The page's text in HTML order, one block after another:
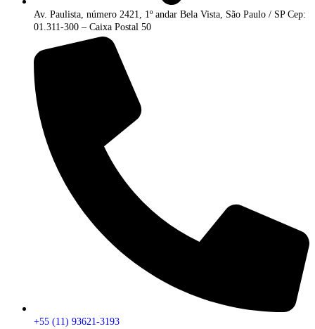
Av. Paulista, número 2421, 1º andar Bela Vista, São Paulo / SP Cep:
01.311-300 – Caixa Postal 50
+55 (11) 93621-3193